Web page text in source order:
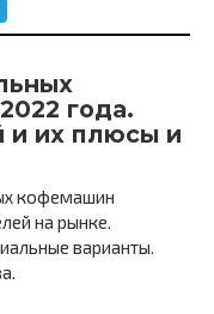
года.
и их плюсы и
кофемашин
на рынке.
варианты.